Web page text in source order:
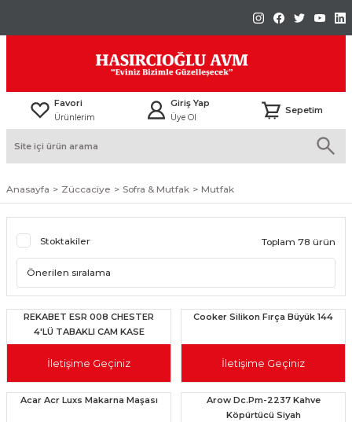
Favori
Ürünlerim
Giriş Yap
Üye Ol
Sepetim
Anasayfa Züccaciye Sofra & Mutfak Mutfak
Stoktakiler Toplam 78 ürün
REKABET ESR 008 CHESTER
4'LÜ TABAKLI CAM KASE
İletişime Geçiniz
Cooker Silikon Fırça Büyük 144
İletişime Geçiniz
Acar Acr Luxs Makarna Maşası
Arow Dc.Pm-2237 Kahve
Köpürtücü Siyah